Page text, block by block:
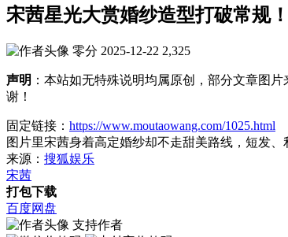
宋茜星光大赏婚纱造型打破常规
零分 2025-12-22 2,325
声明 ：本站如无特殊说明均属原创，部分文章图
谢！
固定链接： https://www.moutaowang.com/1025.html
图片里宋茜身着高定婚纱却不走甜美路线，短发
来源： 搜狐娱乐
宋茜
打包下载
百度网盘
支持作者